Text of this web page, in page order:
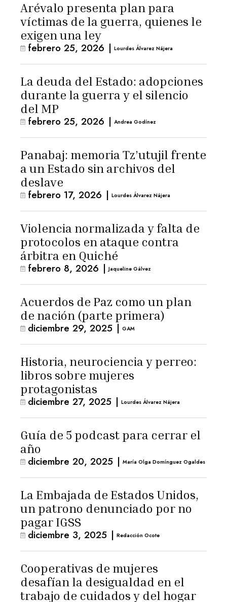
Arévalo presenta plan para
víctimas de la guerra, quienes le
exigen una ley
febrero 25, 2026 | Lourdes Álvarez Nájera
La deuda del Estado: adopciones
durante la guerra y el silencio
del MP
febrero 25, 2026 | Andrea Godínez
Panabaj: memoria Tz’utujil frente
a un Estado sin archivos del
deslave
febrero 17, 2026 | Lourdes Álvarez Nájera
Violencia normalizada y falta de
protocolos en ataque contra
árbitra en Quiché
febrero 8, 2026 | Jaqueline Gálvez
Acuerdos de Paz como un plan
de nación (parte primera)
diciembre 29, 2025 | GAM
Historia, neurociencia y perreo:
libros sobre mujeres
protagonistas
diciembre 27, 2025 | Lourdes Álvarez Nájera
Guía de 5 podcast para cerrar el
año
diciembre 20, 2025 | María Olga Domínguez Ogaldes
La Embajada de Estados Unidos,
un patrono denunciado por no
pagar IGSS
diciembre 3, 2025 | Redacción Ocote
Cooperativas de mujeres
desafían la desigualdad en el
trabajo de cuidados y del hogar